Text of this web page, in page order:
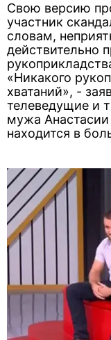
Свою версию
участник
словам,
действительно
«Никакого
хватаний», -
телеведущие и
мужа
находится в